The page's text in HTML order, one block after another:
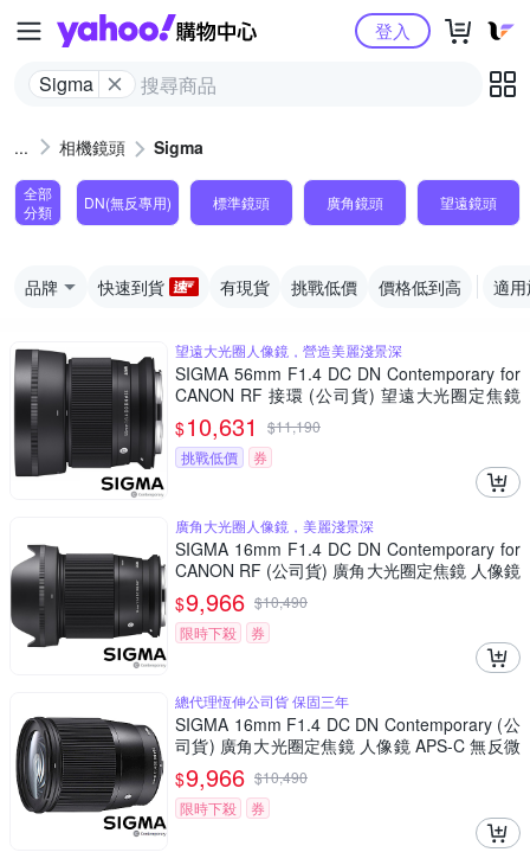
Yahoo購物中心
Sigma
登入
相機鏡頭 Sigma
全部
分類
DN(無反專用) 標準鏡頭 廣角鏡頭 望遠鏡頭
品牌 快速到貨 有現貨 挑戰低價 價格低到高 適
望遠大光圈人像鏡，營造美麗淺景深
SIGMA 56mm F1.4 DC DN Contemporary for
CANON RF 接環 (公司貨) 望遠大光圈定焦鏡
人像鏡 APS-C 無反微單眼專用鏡頭
$10,631 $11,190
挑戰低價
券
廣角大光圈人像鏡，美麗淺景深
SIGMA 16mm F1.4 DC DN Contemporary for
CANON RF (公司貨) 廣角大光圈定焦鏡 人像鏡
APS-C 無反微單眼專用鏡頭
$9,966 $10,490
限時下殺
券
總代理恆伸公司貨 保固三年
SIGMA 16mm F1.4 DC DN Contemporary (公
司貨) 廣角大光圈定焦鏡 人像鏡 APS-C 無反微
單眼專用鏡頭
$9,966 $10,490
限時下殺
券